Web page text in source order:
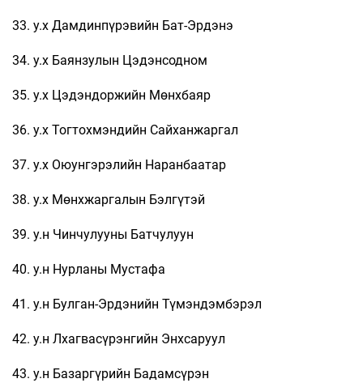
33. у.х Дамдинпүрэвийн Бат-Эрдэнэ
34. у.х Баянзулын Цэдэнсодном
35. у.х Цэдэндоржийн Мөнхбаяр
36. у.х Тогтохмэндийн Сайханжаргал
37. у.х Оюунгэрэлийн Наранбаатар
38. у.х Мөнхжаргалын Бэлгүтэй
39. у.н Чинчулууны Батчулуун
40. у.н Нурланы Мустафа
41. у.н Булган-Эрдэнийн Түмэндэмбэрэл
42. у.н Лхагвасүрэнгийн Энхсаруул
43. у.н Базаргүрийн Бадамсүрэн